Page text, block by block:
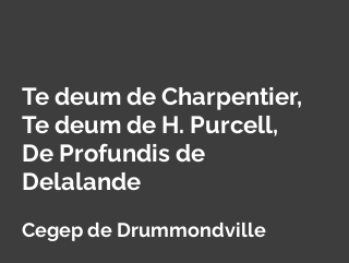
Te deum de Charpentier,
Te deum de H. Purcell,
De Profundis de
Delalande
Cegep de Drummondville